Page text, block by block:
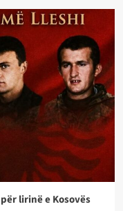
lirinë e Kosovës